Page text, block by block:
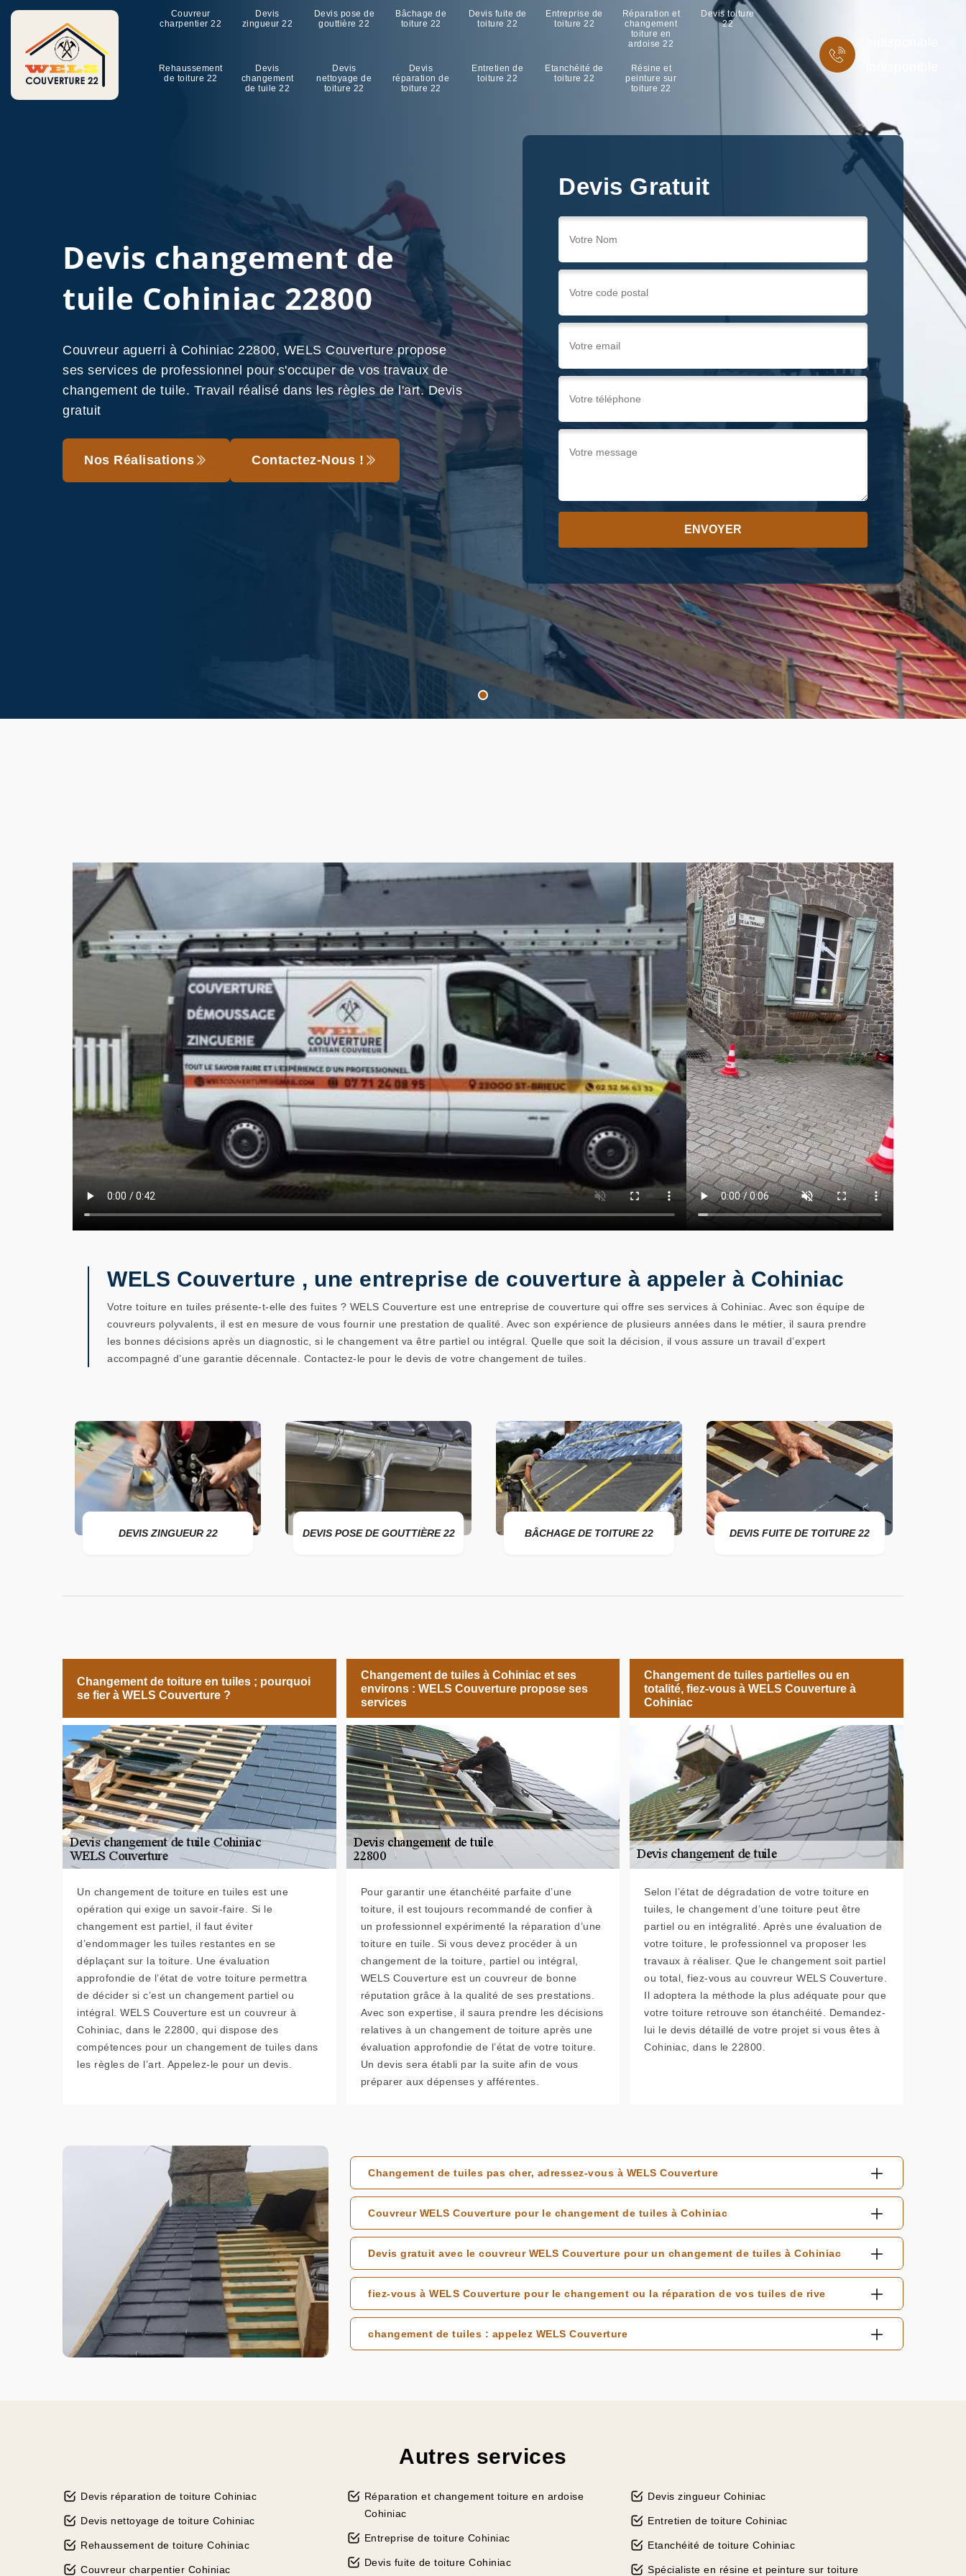
Couvreur
charpentier 22
Devis
zingueur 22
Devis pose de
gouttière 22
Bâchage de
toiture 22
Devis fuite de
toiture 22
Entreprise de
toiture 22
Réparation et
changement
toiture en
ardoise 22
Devis toiture
22
Rehaussement
de toiture 22
Devis
changement
de tuile 22
Devis
nettoyage de
toiture 22
Devis
réparation de
toiture 22
Entretien de
toiture 22
Etanchéité de
toiture 22
Résine et
peinture sur
toiture 22
Devis changement de
tuile Cohiniac 22800
Couvreur aguerri à Cohiniac 22800, WELS Couverture propose
ses services de professionnel pour s'occuper de vos travaux de
changement de tuile. Travail réalisé dans les règles de l'art. Devis
gratuit
Nos Réalisations Contactez-Nous !
Devis Gratuit
WELS Couverture , une entreprise de couverture à appeler à Cohiniac
Votre toiture en tuiles présente-t-elle des fuites ? WELS Couverture est une entreprise de couverture qui offre ses services à Cohiniac. Avec son équipe de
couvreurs polyvalents, il est en mesure de vous fournir une prestation de qualité. Avec son expérience de plusieurs années dans le métier, il saura prendre
les bonnes décisions après un diagnostic, si le changement va être partiel ou intégral. Quelle que soit la décision, il vous assure un travail d’expert
accompagné d’une garantie décennale. Contactez-le pour le devis de votre changement de tuiles.
DEVIS ZINGUEUR 22 DEVIS POSE DE GOUTTIÈRE 22 BÂCHAGE DE TOITURE 22 DEVIS FUITE DE TOITURE 22
Changement de toiture en tuiles ; pourquoi
se fier à WELS Couverture ?
Un changement de toiture en tuiles est une
opération qui exige un savoir-faire. Si le
changement est partiel, il faut éviter
d’endommager les tuiles restantes en se
déplaçant sur la toiture. Une évaluation
approfondie de l’état de votre toiture permettra
de décider si c’est un changement partiel ou
intégral. WELS Couverture est un couvreur à
Cohiniac, dans le 22800, qui dispose des
compétences pour un changement de tuiles dans
les règles de l’art. Appelez-le pour un devis.
Changement de tuiles à Cohiniac et ses
environs : WELS Couverture propose ses
services
Pour garantir une étanchéité parfaite d’une
toiture, il est toujours recommandé de confier à
un professionnel expérimenté la réparation d’une
toiture en tuile. Si vous devez procéder à un
changement de la toiture, partiel ou intégral,
WELS Couverture est un couvreur de bonne
réputation grâce à la qualité de ses prestations.
Avec son expertise, il saura prendre les décisions
relatives à un changement de toiture après une
évaluation approfondie de l’état de votre toiture.
Un devis sera établi par la suite afin de vous
préparer aux dépenses y afférentes.
Changement de tuiles partielles ou en
totalité, fiez-vous à WELS Couverture à
Cohiniac
Selon l’état de dégradation de votre toiture en
tuiles, le changement d’une toiture peut être
partiel ou en intégralité. Après une évaluation de
votre toiture, le professionnel va proposer les
travaux à réaliser. Que le changement soit partiel
ou total, fiez-vous au couvreur WELS Couverture.
Il adoptera la méthode la plus adéquate pour que
votre toiture retrouve son étanchéité. Demandez-
lui le devis détaillé de votre projet si vous êtes à
Cohiniac, dans le 22800.
Changement de tuiles pas cher, adressez-vous à WELS Couverture
Couvreur WELS Couverture pour le changement de tuiles à Cohiniac
Devis gratuit avec le couvreur WELS Couverture pour un changement de tuiles à Cohiniac
fiez-vous à WELS Couverture pour le changement ou la réparation de vos tuiles de rive
changement de tuiles : appelez WELS Couverture
Autres services
Devis réparation de toiture Cohiniac
Devis nettoyage de toiture Cohiniac
Rehaussement de toiture Cohiniac
Couvreur charpentier Cohiniac
Réparation et changement toiture en ardoise
Cohiniac
Entreprise de toiture Cohiniac
Devis fuite de toiture Cohiniac
Devis zingueur Cohiniac
Entretien de toiture Cohiniac
Etanchéité de toiture Cohiniac
Spécialiste en résine et peinture sur toiture